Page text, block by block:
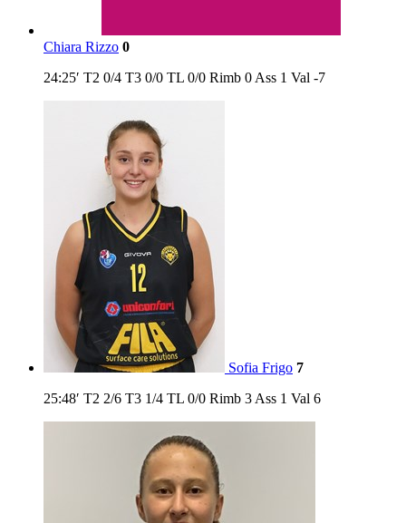
Chiara Rizzo 0
24:25′ T2 0/4 T3 0/0 TL 0/0 Rimb 0 Ass 1 Val -7
Sofia Frigo 7
25:48′ T2 2/6 T3 1/4 TL 0/0 Rimb 3 Ass 1 Val 6